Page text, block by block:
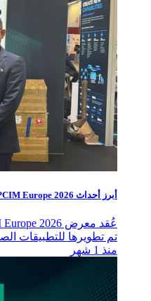
أبرز أحداث PCIM Europe 2026: مرشحات التوافق الكهرومغناطيسي وحلول تخفيف التوافقيات
تم تطويرها للتطبيقات
منذ 1 شهر